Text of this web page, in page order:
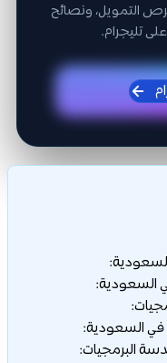
التمويل، ونصائح
تليجرام.
في السعودية:
البرمجيات: